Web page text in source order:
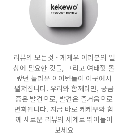
리뷰의 모든것 - 케케우 여러분의 일
상에 필요한 것들, 그리고 여태껏 몰
랐던 놀라운 아이템들이 이곳에서
펼쳐집니다. 우리와 함께라면, 궁금
증은 발견으로, 발견은 즐거움으로
변화됩니다. 지금 바로 케케우와 함
께 새로운 리뷰의 세계로 뛰어들어
보세요